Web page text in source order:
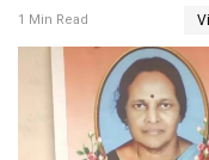
1 Min Read